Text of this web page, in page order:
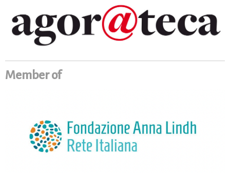
Member of